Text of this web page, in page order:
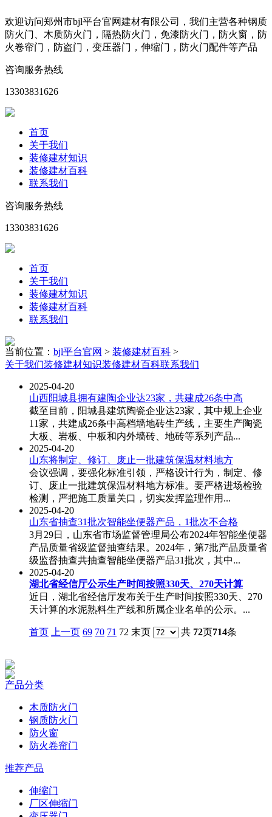
欢迎访问郑州市bjl平台官网建材有限公司，我们主营各种钢质
防火门、木质防火门，隔热防火门，免漆防火门，防火窗，防
火卷帘门，防盗门，变压器门，伸缩门，防火门配件等产品
咨询服务热线
13303831626
首页
关于我们
装修建材知识
装修建材百科
联系我们
咨询服务热线
13303831626
首页
关于我们
装修建材知识
装修建材百科
联系我们
当前位置： bjl平台官网 > 装修建材百科 >
关于我们装修建材知识装修建材百科联系我们
2025-04-20
山西阳城县拥有建陶企业达23家，共建成26条中高
截至目前，阳城县建筑陶瓷企业达23家，其中规上企业
11家，共建成26条中高档墙地砖生产线，主要生产陶瓷
大板、岩板、中板和内外墙砖、地砖等系列产品...
2025-04-20
山东将制定、修订、废止一批建筑保温材料地方
会议强调，要强化标准引领，严格设计行为，制定、修
订、废止一批建筑保温材料地方标准。要严格进场检验
检测，严把施工质量关口，切实发挥监理作用...
2025-04-20
山东省抽查31批次智能坐便器产品，1批次不合格
3月29日，山东省市场监督管理局公布2024年智能坐便器
产品质量省级监督抽查结果。2024年，第7批产品质量省
级监督抽查共抽查智能坐便器产品31批次，其中...
2025-04-20
湖北省经信厅公示生产时间按照330天、270天计算
近日，湖北省经信厅发布关于生产时间按照330天、270
天计算的水泥熟料生产线和所属企业名单的公示。...
首页 上一页 69 70 71 72 末页 共 72页714条
产品分类
木质防火门
钢质防火门
防火窗
防火卷帘门
推荐产品
伸缩门
厂区伸缩门